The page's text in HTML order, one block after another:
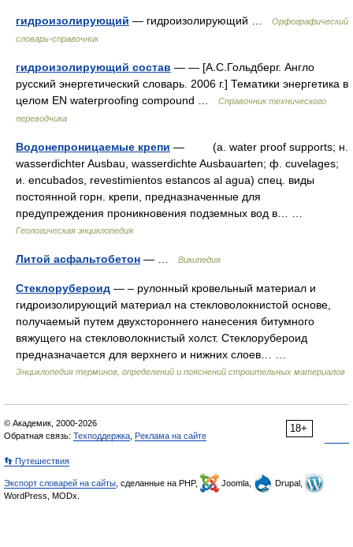
гидроизолирующий — гидроизолирующий …
Орфографический
словарь-справочник
гидроизолирующий состав — — [А.С.Гольдберг. Англо
русский энергетический словарь. 2006 г.] Тематики энергетика в
целом EN waterproofing compound …
Справочник технического
переводчика
Водонепроницаемые крепи — (a. water proof supports; н.
wasserdichter Ausbau, wasserdichte Ausbauarten; ф. cuvelages;
и. encubados, revestimientos estancos al agua) спец. виды
постоянной горн. крепи, предназначенные для
предупреждения проникновения подземных вод в… …
Геологическая энциклопедия
Литой асфальтобетон — … Википедия
Стеклорубероид — – рулонный кровельный материал и
гидроизолирующий материал на стекловолокнистой основе,
получаемый путем двухстороннего нанесения битумного
вяжущего на стекловолокнистый холст. Стеклорубероид
предназначается для верхнего и нижних слоев… …
Энциклопедия терминов, определений и пояснений строительных материалов
18+
© Академик, 2000-2026
Обратная связь: Техподдержка Реклама на сайте
👣 Путешествия
Экспорт словарей на сайты , сделанные на PHP, Joomla,
Drupal,
WordPress, MODx.